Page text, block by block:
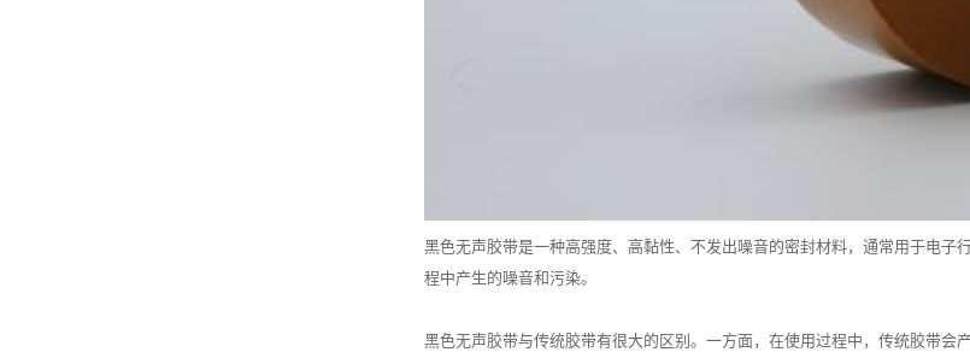
黑色无声胶带是一种高强度、高黏性、不发出噪音的密封材料，通常用于电
程中产生的噪音和污染。
黑色无声胶带与传统胶带有很大的区别。一方面，在使用过程中，传统胶带